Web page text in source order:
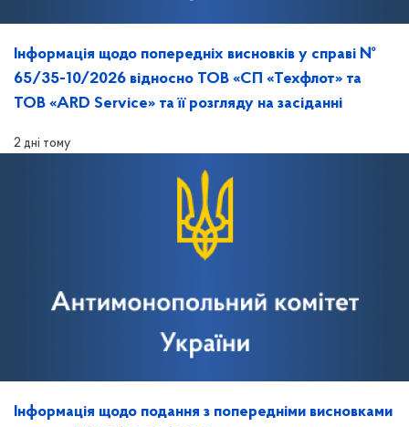
Інформація щодо попередніх висновків у справі №
65/35-10/2026 відносно ТОВ «СП «Техфлот» та
ТОВ «ARD Service» та її розгляду на засіданні
2 дні тому
Інформація щодо подання з попередніми висновками